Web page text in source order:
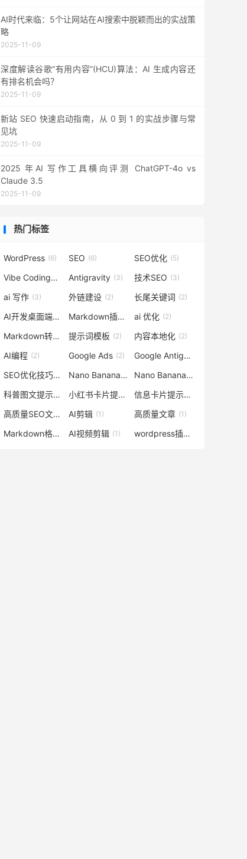
AI时代来临：5个让网站在AI搜索中脱颖而出的实战策
略
2025-11-09
深度解读谷歌“有用内容”(HCU)算法：AI 生成内容还
有排名机会吗？
2025-11-09
新站 SEO 快速启动指南，从 0 到 1 的实战步骤与常
见坑
2025-11-09
2025 年AI 写作工具横向评测 ChatGPT-4o vs
Claude 3.5
2025-11-09
热门标签
WordPress (6) SEO (6) SEO优化 (5)
Vibe Coding(3) Antigravity (3) 技术SEO (3)
ai 写作 (3) 外链建设 (2) 长尾关键词 (2)
AI开发桌面端
(2) Markdown插件 (2)
ai 优化 (2)
Markdown转HTML (2)
提示词模板 (2) 内容本地化 (2)
AI编程 (2) Google Ads (2) Google Antigravity
SEO优化技巧
(1) Nano Banana
(1) Nano Banana图像
科普图文提示词 (1) 小红书卡片提示词 (1) 信息卡片提示词
高质量SEO文章 (1)
AI剪辑 (1) 高质量文章 (1)
Markdown格式转换 (1)
AI视频剪辑 (1) wordpress插件